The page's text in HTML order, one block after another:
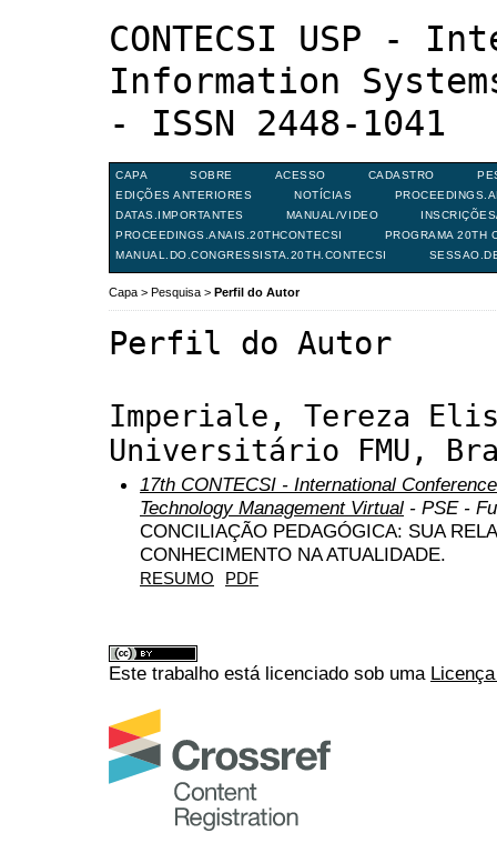
CONTECSI USP -
Information
- ISSN 2448-1041
CAPA SOBRE ACESSO CADASTRO
EDIÇÕES ANTERIORES
NOTÍCIAS
DATAS.IMPORTANTES
MANUAL/VIDEO
PROCEEDINGS.ANAIS.20THCONTECSI
PROGRAMA 20TH
MANUAL.DO.CONGRESSISTA.20TH.CONTECSI
Capa > Pesquisa > Perfil do Autor
Perfil do Autor
Imperiale, Tereza
Universitário FMU,
17th CONTECSI - International
Technology Management Virtual - PSE -
CONCILIAÇÃO PEDAGÓGICA: SUA
CONHECIMENTO NA ATUALIDADE.
RESUMO PDF
Este trabalho está licenciado sob uma